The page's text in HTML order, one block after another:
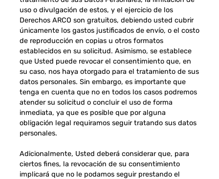
uso o divulgación de estos, y el ejercicio de los
Derechos ARCO son gratuitos, debiendo usted cubrir
únicamente los gastos justificados de envío, o el costo
de reproducción en copias u otros formatos
establecidos en su solicitud. Asimismo, se establece
que Usted puede revocar el consentimiento que, en
su caso, nos haya otorgado para el tratamiento de sus
datos personales. Sin embargo, es importante que
tenga en cuenta que no en todos los casos podremos
atender su solicitud o concluir el uso de forma
inmediata, ya que es posible que por alguna
obligación legal requiramos seguir tratando sus datos
personales.
Adicionalmente, Usted deberá considerar que, para
ciertos fines, la revocación de su consentimiento
implicará que no le podamos seguir prestando el